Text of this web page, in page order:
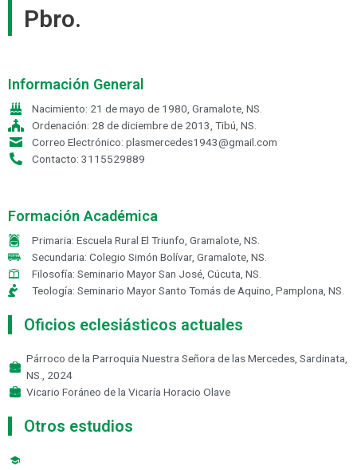
Pbro.
Información General
Nacimiento: 21 de mayo de 1980, Gramalote, NS.
Ordenación: 28 de diciembre de 2013, Tibú, NS.
Correo Electrónico: plasmercedes1943@gmail.com
Contacto: 3115529889
Formación Académica
Primaria: Escuela Rural El Triunfo, Gramalote, NS.
Secundaria: Colegio Simón Bolívar, Gramalote, NS.
Filosofía: Seminario Mayor San José, Cúcuta, NS.
Teología: Seminario Mayor Santo Tomás de Aquino, Pamplona, NS.
Oficios eclesiásticos actuales
Párroco de la Parroquia Nuestra Señora de las Mercedes, Sardinata,
NS., 2024
Vicario Foráneo de la Vicaría Horacio Olave
Otros estudios